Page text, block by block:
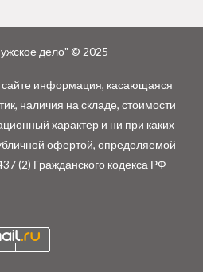
дело" © 2025
сайте информация, касающаяся
наличия на складе, стоимости
характер и ни при каких
офертой, определяемой
(2) Гражданского кодекса РФ